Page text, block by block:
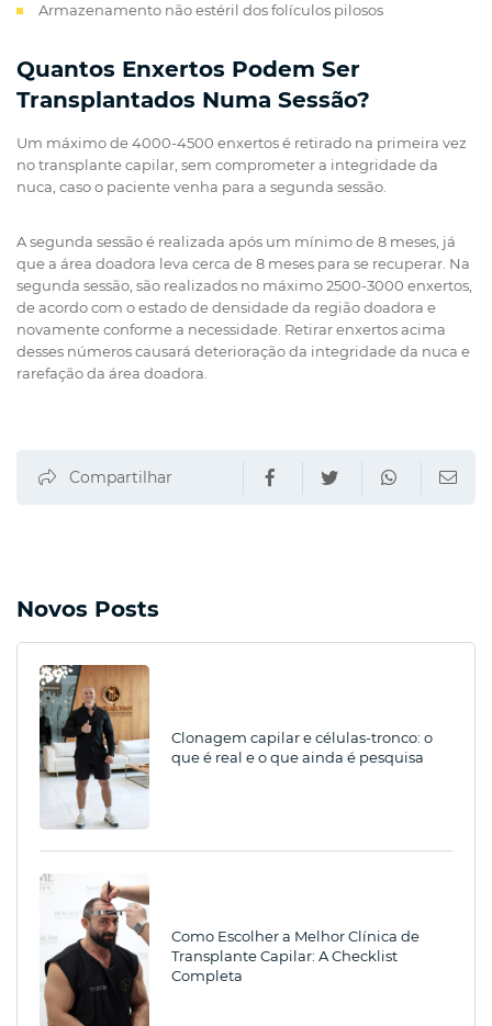
Armazenamento não estéril dos folículos pilosos
Quantos Enxertos Podem Ser
Transplantados Numa Sessão?
Um máximo de 4000-4500 enxertos é retirado na primeira vez
no transplante capilar, sem comprometer a integridade da
nuca, caso o paciente venha para a segunda sessão.
A segunda sessão é realizada após um mínimo de 8 meses, já
que a área doadora leva cerca de 8 meses para se recuperar. Na
segunda sessão, são realizados no máximo 2500-3000 enxertos,
de acordo com o estado de densidade da região doadora e
novamente conforme a necessidade. Retirar enxertos acima
desses números causará deterioração da integridade da nuca e
rarefação da área doadora.
Compartilhar
Novos Posts
Clonagem capilar e células-tronco: o
que é real e o que ainda é pesquisa
Como Escolher a Melhor Clínica de
Transplante Capilar: A Checklist
Completa